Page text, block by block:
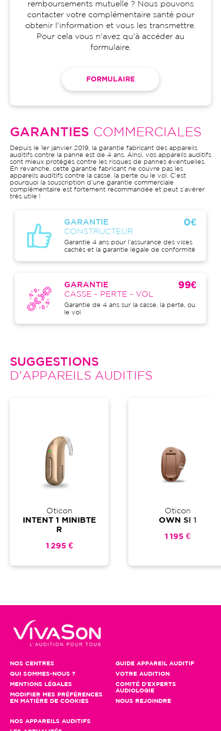
remboursements mutuelle ? Nous pouvons
contacter votre complémentaire santé pour
obtenir l'information et vous les transmettre.
Pour cela vous n'avez qu'à accéder au
formulaire.
FORMULAIRE
GARANTIES COMMERCIALES
Depuis le 1er janvier 2019, la garantie fabricant des appareils
auditifs contre la panne est de 4 ans. Ainsi, vos appareils auditifs
sont mieux protégés contre les risques de pannes éventuelles.
En revanche, cette garantie fabricant ne couvre pas les
appareils auditifs contre la casse, la perte ou le vol. C’est
pourquoi la souscription d’une garantie commerciale
complémentaire est fortement recommandée et peut s’avérer
très utile !
GARANTIE
CONSTRUCTEUR
0€
Garantie 4 ans pour l'assurance des vices
cachés et la garantie légale de conformité
GARANTIE
CASSE - PERTE - VOL
99€
Garantie de 4 ans sur la casse, la perte, ou
le vol
SUGGESTIONS
D'APPAREILS AUDITIFS
Oticon
INTENT 1 MINIBTE
R
1 295 €
Oticon
OWN SI 1
1 195 €
NOS CENTRES
QUI SOMMES-NOUS ?
MENTIONS LÉGALES
MODIFIER MES PRÉFÉRENCES
EN MATIÈRE DE COOKIES
GUIDE APPAREIL AUDITIF
VOTRE AUDITION
COMITÉ D'EXPERTS
AUDIOLOGIE
NOUS REJOINDRE
NOS APPAREILS AUDITIFS